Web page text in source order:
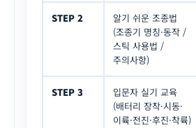
STEP 2
알기 쉬운 조종법
(조종기 명칭·동작 /
스틱 사용법 /
주의사항)
STEP 3
입문자 실기 교육
(배터리 장착·시동·
이륙·전진·후진·착륙)